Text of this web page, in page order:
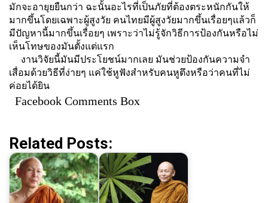
มักจะอายุยยืนกว่า ฉะนั้นอะไรที่เป็นภัยที่ต้องตระหนักกันให้
มากขึ้นโดยเฉพาะผู้สูงวัย คนไทยมีผู้สูงวัยมากขึ้นเรื่อยๆแล้วก็
มีปัญหานี้มากขึ้นเรื่อยๆ เพราะว่าไม่รู้จักวิธีการป้องกันหรือไม่
เห็นโทษของมันตั้งแต่แรก
งานวิจัยนี้มันมีประโยชน์มากเลย มันช่วยป้องกันความจำ
เสื่อมด้วยวิธีที่ง่ายๆ แค่ใช้หูฟังสำหรับคนหูตึงหรือว่าคนที่ไม่
ค่อยได้ยิน
Facebook Comments Box
Related Posts: